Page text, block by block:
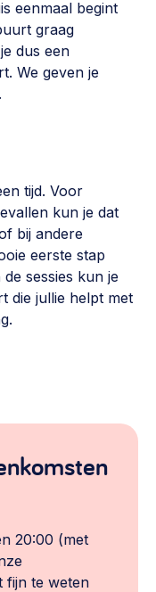
eenmaal begint
graag
dus een
We geven je
tijd. Voor
kun je dat
bij andere
eerste stap
sessies kun je
die jullie helpt met
20:00 (met
fijn te weten